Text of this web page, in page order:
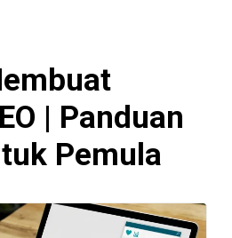
| Panduan
Pemula